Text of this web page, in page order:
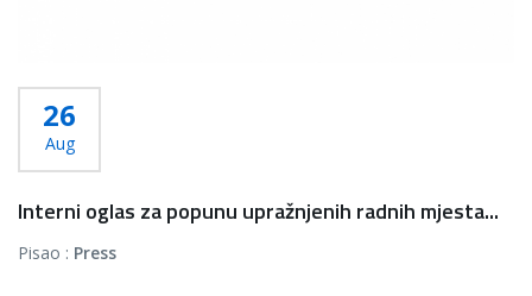
26
Aug
Interni oglas za popunu upražnjenih radnih mjesta...
Pisao : Press